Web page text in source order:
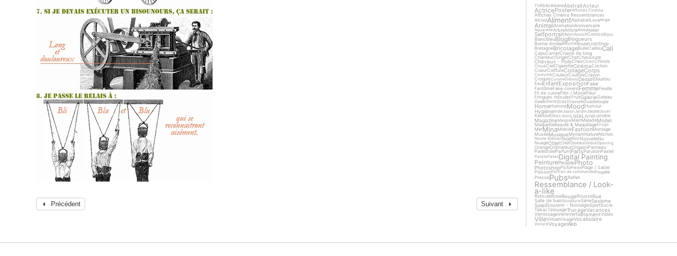
Précédent Suivant
TVAbécédaireAbstraitActeur
ActricePosterAffiches Cinéma
Affiches Cinéma Ressemblances
AlcoolAlimentAlphabetLoveAnge
AnimalAnimationAnniversaire
AquarelleArbreArticleAsieAtelier
SelfportraitAvionAxolotlComicsBijou
BlancBleuBlogBlogueurs
Bonne AnnéeBoucheBouletJobShop
BretagneBricolageBulleCaillouCali
CapuCarnetChaine de blog
Chanteur/SingerChatChaussure
Cheveux - PoilsChexChienChinois
ChloéCielCigaretteCinémaCochon
CoeurCoiffureCollageCorps
CostumeCouleurCoutureCrayon
CroquisCuisineDdoooDessinDoudou
EauEnfantExpositionFake
FantômeFake coversFemmeFeuille
Fil de cuivreFilm / MovieFleur
Fringues ridiculesFruitGalerieGateau
GeekGlaceGrasGravureGuadeloupe
HomeHommeMoodHumour
HygièneInde Japon JardinJaune Jouet
KekKikiKilosLibon ListeLivreLumière
MagazineMaigre MainMaladeModel
MaquetteBeauté & MaquillageDrugs
MerMinaMobileFashionMontage
MuséeMusiqueMyriamNatureNichon
Nicole KidmanNoëlNoirNouvelleNu
NuageObjetOeilOiseauOmbreOpening
OrangeOrdinateurOrigamiPanneau
ParéidolieParfumParisParutionPastel
PatatePatesDigital Painting
PeinturePeoplePhoto
PhotoshopPictoPiedsPlage / Sable
PoissonPortrait de commande Poupée
PressePubsReflet
Ressemblance / Look-
a-like
RidiculeRoseRougeRousseRue
Salle de bainSculptureSérieSexisme
SoleilSouvenir - NostalgieSportSucre
TabacTatouageTrucageVacances
VernissageVerreVertVêtementVidéo
VilleVirtuelVisageVocabulaire
VoitureVoyageWeb